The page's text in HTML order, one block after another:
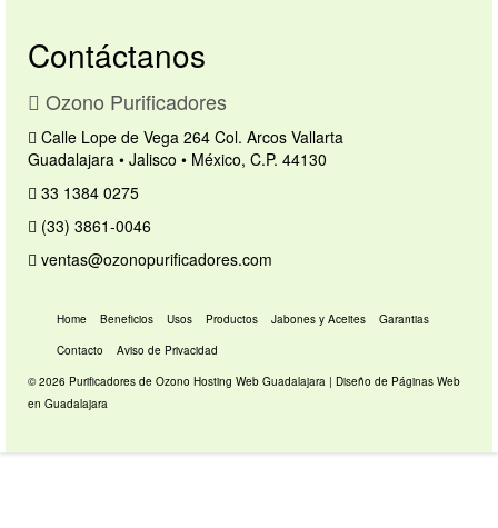
Contáctanos
Ozono Purificadores
Calle Lope de Vega 264 Col. Arcos Vallarta
Guadalajara • Jalisco • México, C.P. 44130
33 1384 0275
(33) 3861-0046
ventas@ozonopurificadores.com
Home Beneficios Usos Productos Jabones y Aceites
Garantias
Contacto
Aviso de Privacidad
© 2026 Purificadores de Ozono Hosting Web Guadalajara | Diseño de Páginas Web
en Guadalajara